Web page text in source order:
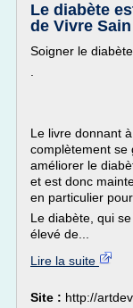
Le diabète
de Vivre Sain
Soigner le
Le livre donnant
complètement se
améliorer le
et est donc
en particulier
Le diabète, qui
élevé de...
Lire la suite
Site : http://